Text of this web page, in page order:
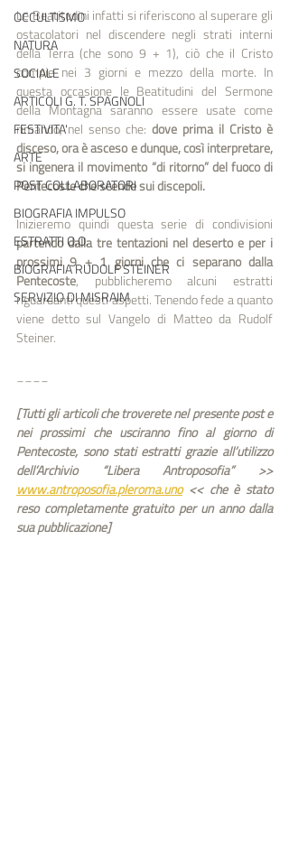
OCCULTISMO
NATURA
SOCIALE
ARTICOLI G. T. SPAGNOLI
FESTIVITA'
ARTE
POST COLLABORATORI
BIOGRAFIA IMPULSO
ESTRATTI O.O.
BIOGRAFIA RUDOLF STEINER
SERVIZIO DI MISRAIM
Le Beatitudini infatti si riferiscono al superare gli
ostacolatori nel discendere negli strati interni
della Terra (che sono 9 + 1), ciò che il Cristo
compie nei 3 giorni e mezzo della morte. In
questa occasione le Beatitudini del Sermone
della Montagna saranno essere usate come
rimando, nel senso che: dove prima il Cristo è
disceso, ora è asceso e dunque, così interpretare,
si ingenera il movimento “di ritorno” del fuoco di
Pentecoste che scende sui discepoli.
partendo dalla tre tentazioni nel deserto e per i
prossimi 9 + 1 giorni che ci separano dalla
Pentecoste, pubblicheremo alcuni estratti
riguardanti questi aspetti. Tenendo fede a quanto
viene detto sul Vangelo di Matteo da Rudolf
Steiner.
[Tutti gli articoli che troverete nel presente post e
nei prossimi che usciranno fino al giorno di
Pentecoste, sono stati estratti grazie all’utilizzo
dell’Archivio “Libera Antroposofia” >>
www.antroposofia.pleroma.uno << che è stato
reso completamente gratuito per un anno dalla
sua pubblicazione]